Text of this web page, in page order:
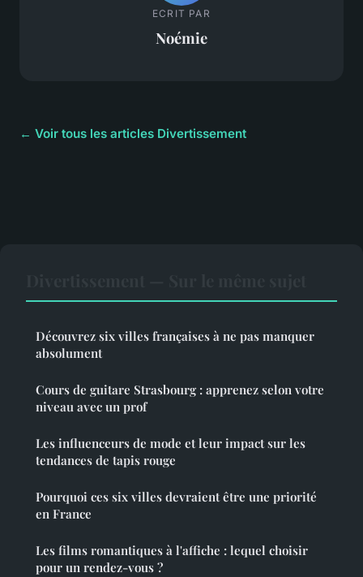
ECRIT PAR
Noémie
← Voir tous les articles Divertissement
Découvrez six villes françaises à ne pas manquer
absolument
Cours de guitare Strasbourg : apprenez selon votre
niveau avec un prof
Les influenceurs de mode et leur impact sur les
tendances de tapis rouge
Pourquoi ces six villes devraient être une priorité
en France
Les films romantiques à l'affiche : lequel choisir
pour un rendez-vous ?